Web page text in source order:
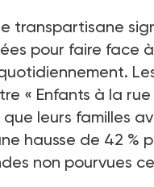
transpartisane
pour faire face
« Enfants à la rue
leurs familles
hausse de 42 %
non pourvues